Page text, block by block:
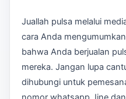
Juallah pulsa melalui
cara Anda
bahwa Anda berjualan
mereka. Jangan lupa
dihubungi untuk